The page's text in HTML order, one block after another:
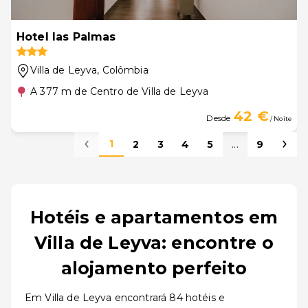
Hotel las Palmas
Villa de Leyva, Colômbia
A 377 m de Centro de Villa de Leyva
Desde 42 €/ Noite
1 2 3 4 5 ... 9
Hotéis e apartamentos em
Villa de Leyva: encontre o
alojamento perfeito
Em Villa de Leyva encontrará 84 hotéis e